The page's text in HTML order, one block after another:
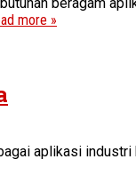
more »
aplikasi